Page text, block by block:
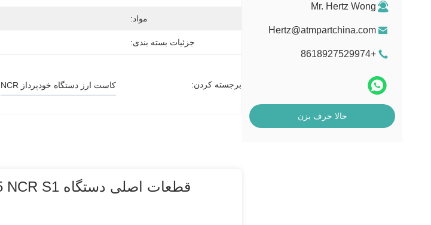
قسمت های ضد بیل
قطعات گیرنده لایحه
دستگاه کارتخوان
Mr. Hertz Wong
Hertz@atmpartchina.com
+8618927529974
حالا حرف بزن
مواد:
جزئیات بسته بندی:
برجسته کردن: کاست ارز دستگاه خودپرداز NCR